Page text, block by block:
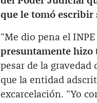
que le tomó escribir
“Me dio pena el
presuntamente hizo
pesar de la
que la entidad
excarcelación. “Yo